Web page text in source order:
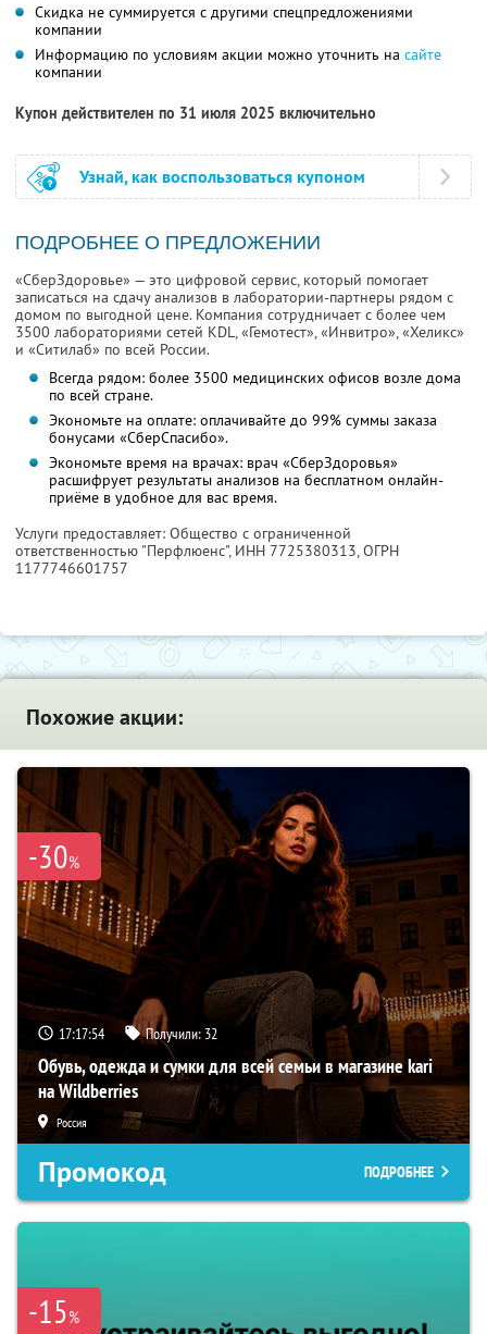
Скидка не суммируется с другими спецпредложениями
компании
Информацию по условиям акции можно уточнить на сайте
компании
Купон действителен по 31 июля 2025 включительно
Узнай, как воспользоваться купоном
ПОДРОБНЕЕ О ПРЕДЛОЖЕНИИ
«СберЗдоровье» — это цифровой сервис, который помогает
записаться на сдачу анализов в лаборатории-партнеры рядом с
домом по выгодной цене. Компания сотрудничает с более чем
3500 лабораториями сетей KDL, «Гемотест», «Инвитро», «Хеликс»
и «Ситилаб» по всей России.
Всегда рядом: более 3500 медицинских офисов возле дома
по всей стране.
Экономьте на оплате: оплачивайте до 99% суммы заказа
бонусами «СберСпасибо».
Экономьте время на врачах: врач «СберЗдоровья»
расшифрует результаты анализов на бесплатном онлайн-
приёме в удобное для вас время.
Услуги предоставляет: Общество с ограниченной
ответственностью "Перфлюенс", ИНН 7725380313, ОГРН
1177746601757
Похожие акции:
-30%
17:17:53 Получили: 32
Обувь, одежда и сумки для всей семьи в магазине kari
на Wildberries
Россия
Промокод ПОДРОБНЕЕ
-15%